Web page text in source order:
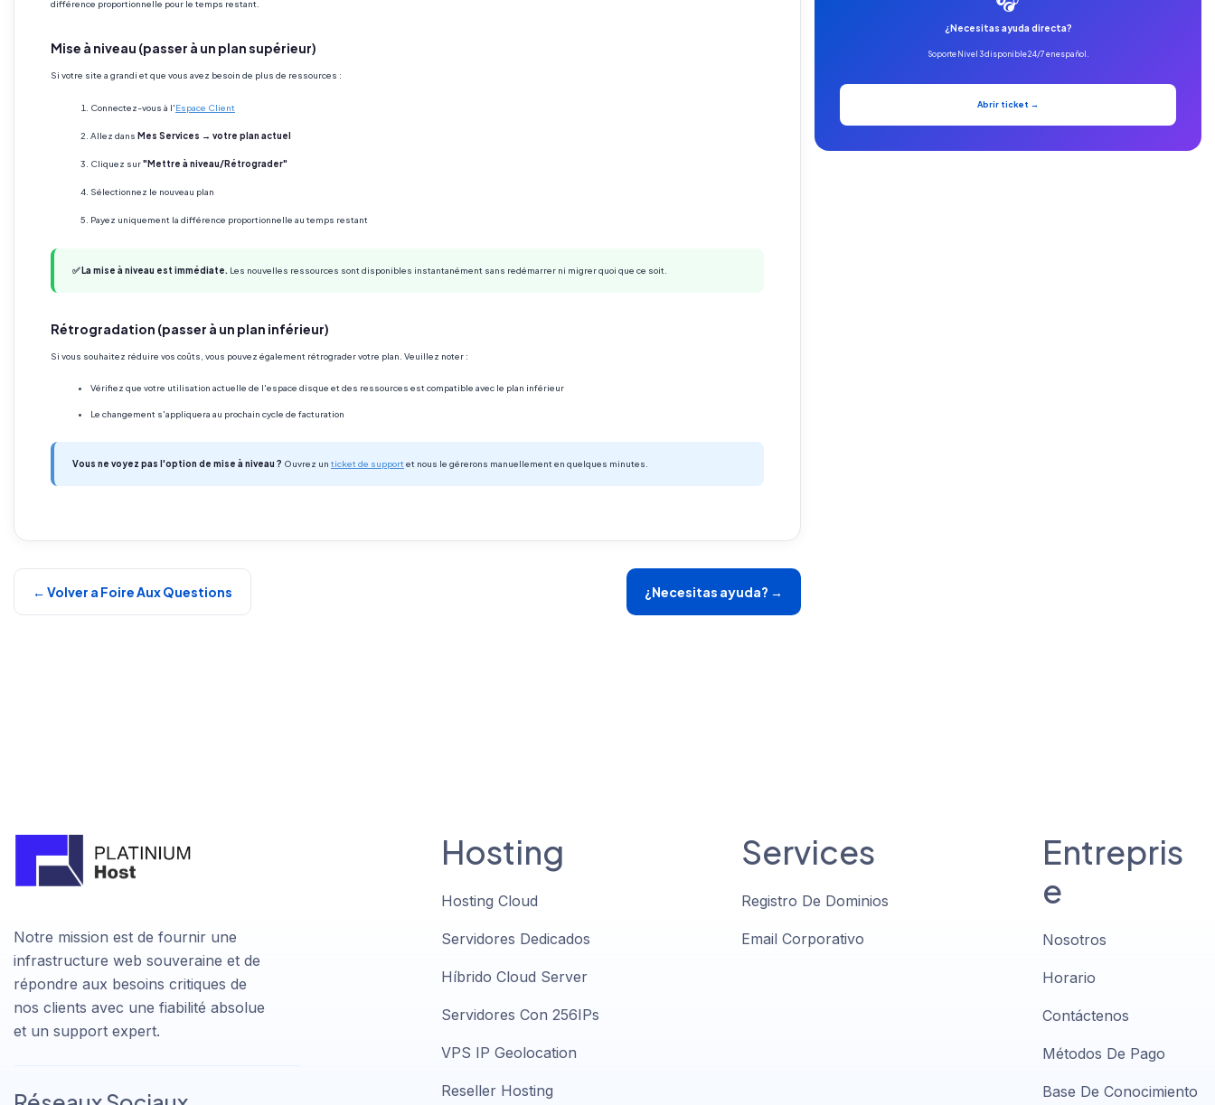
différence proportionnelle pour le temps restant.
Mise à niveau (passer à un plan supérieur)
Si votre site a grandi et que vous avez besoin de plus de ressources :
Connectez-vous à l'Espace Client
Allez dans Mes Services → votre plan actuel
Cliquez sur"Mettre à niveau/Rétrograder"
Sélectionnez le nouveau plan
Payez uniquement la différence proportionnelle au temps restant
✅ La mise à niveau est immédiate. Les nouvelles ressources sont disponibles instantanément sans redémarrer ni migrer quoi que ce soit.
Rétrogradation (passer à un plan inférieur)
Si vous souhaitez réduire vos coûts, vous pouvez également rétrograder votre plan. Veuillez noter :
Vérifiez que votre utilisation actuelle de l'espace disque et des ressources est compatible avec le plan inférieur
Le changement s'appliquera au prochain cycle de facturation
Vous ne voyez pas l'option de mise à niveau ? Ouvrez un ticket de support et nous le gérerons manuellement en quelques minutes.
← Volver a Foire Aux Questions ¿Necesitas ayuda? →
¿Necesitas ayuda directa?
Soporte Nivel 3 disponible 24/7 en español.
Abrir ticket →
Notre mission est de fournir une
infrastructure web souveraine et de
répondre aux besoins critiques de
nos clients avec une fiabilité absolue
et un support expert.
Hosting
Hosting Cloud
Servidores Dedicados
Híbrido Cloud Server
Servidores Con 256IPs
VPS IP Geolocation
Reseller Hosting
Services
Registro De Dominios
Email Corporativo
Entrepris
e
Nosotros
Horario
Contáctenos
Métodos De Pago
Base De Conocimiento